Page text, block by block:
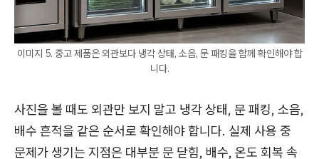
이미지 5. 중고 제품은 외관보다 냉각 상태, 소음, 문 패킹을 함께 확인해야 합
니다.
사진을 볼 때도 외관만 보지 말고 냉각 상태, 문 패킹, 소음,
배수 흔적을 같은 순서로 확인해야 합니다. 실제 사용 중
문제가 생기는 지점은 대부분 문 닫힘, 배수, 온도 회복 속